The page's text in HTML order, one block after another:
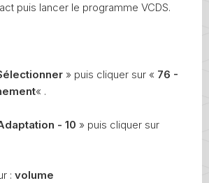
puis lancer le programme VCDS.
» puis cliquer sur « 76 -
« .
- 10 » puis cliquer sur
: volume